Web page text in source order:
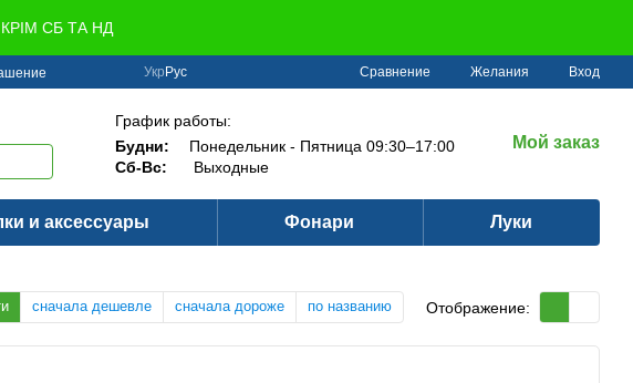
СБ ТА НД
Укр Рус Сравнение Желания Вход
График работы:
Будни:
Понедельник - Пятница 09:30–17:00
Сб-Вс:
Выходные
Мой заказ
и аксессуары Фонари Луки
сначала дешевле сначала дороже по названию Отображение: